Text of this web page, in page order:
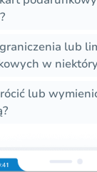
lub
w
lub